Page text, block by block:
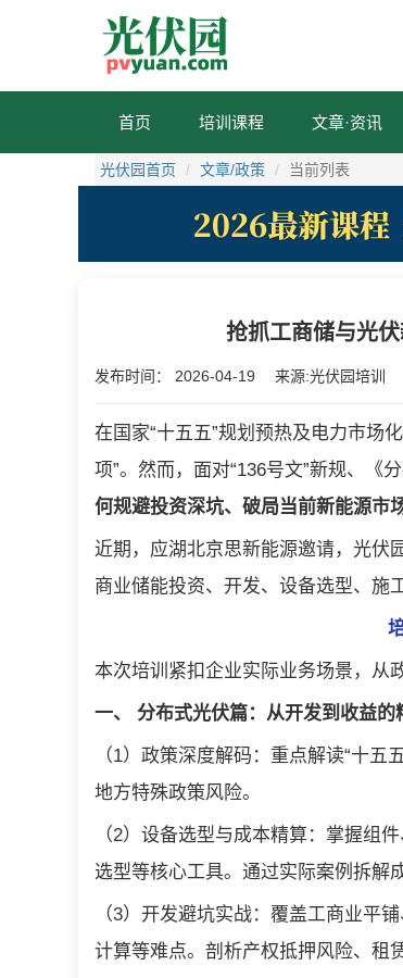
首页 培训课程 文章·资讯
光伏园首页 文章/政策 当前列表
抢抓工商储与光
发布时间： 2026-04-19 来源:光伏园培训
在国家“十五五”规划预热及电力市场
项”。然而，面对“136号文”新规、《
何规避投资深坑、破局当前新能源市
近期，应湖北京思新能源邀请，光伏
商业储能投资、开发、设备选型、施
本次培训紧扣企业实际业务场景，从
一、 分布式光伏篇：从开发到收益的
（1）政策深度解码：重点解读“十
地方特殊政策风险。
（2）设备选型与成本精算：掌握组
选型等核心工具。通过实际案例拆解
（3）开发避坑实战：覆盖工商业平
计算等难点。剖析产权抵押风险、租